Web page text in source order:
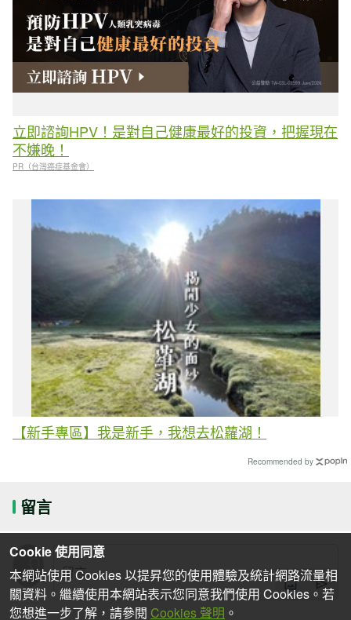
立即諮詢HPV！是對自己健康最好的投資，把握現在
不嫌晚！
PR（台灣癌症基金會）
【新手專區】我是新手，我想去松蘿湖！
Recommended by
留言
Cookie 使用同意
本網站使用 Cookies 以提昇您的使用體驗及統計網路流量相
關資料。繼續使用本網站表示您同意我們使用 Cookies。若
您想進一步了解，請參閱 Cookies 聲明 。